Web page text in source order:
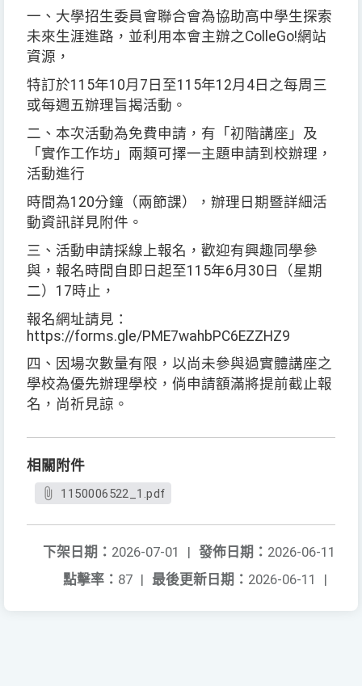
一、大學招生委員會聯合會為協助高中學生探索
未來生涯進路，並利用本會主辦之ColleGo!網站
資源，
特訂於115年10月7日至115年12月4日之每周三
或每週五辦理旨揭活動。
二、本次活動為免費申請，有「初階講座」及
「實作工作坊」兩類可擇一主題申請到校辦理，
活動進行
時間為120分鐘（兩節課），辦理日期暨詳細活
動資訊詳見附件。
三、活動申請採線上報名，歡迎有興趣同學參
與，報名時間自即日起至115年6月30日（星期
二）17時止，
報名網址請見：
https://forms.gle/PME7wahbPC6EZZHZ9
四、因場次數量有限，以尚未參與過實體講座之
學校為優先辦理學校，倘申請額滿將提前截止報
名，尚祈見諒。
相關附件
1150006522_1.pdf
發佈日期： 2026-06-11
下架日期： 2026-07-01
|
最後更新日期： 2026-06-11 |
點擊率： 87 |